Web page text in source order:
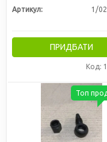
Артикул: 1/
ПРИДБАТИ
Код:
Топ